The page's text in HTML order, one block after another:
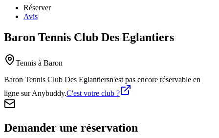
Réserver
Avis
Baron Tennis Club Des Eglantiers
Tennis à Baron
Baron Tennis Club Des Eglantiersn'est pas encore réservable en
ligne sur Anybuddy.C'est votre club ?
Demander une réservation